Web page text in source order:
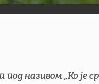
називом „Ко је